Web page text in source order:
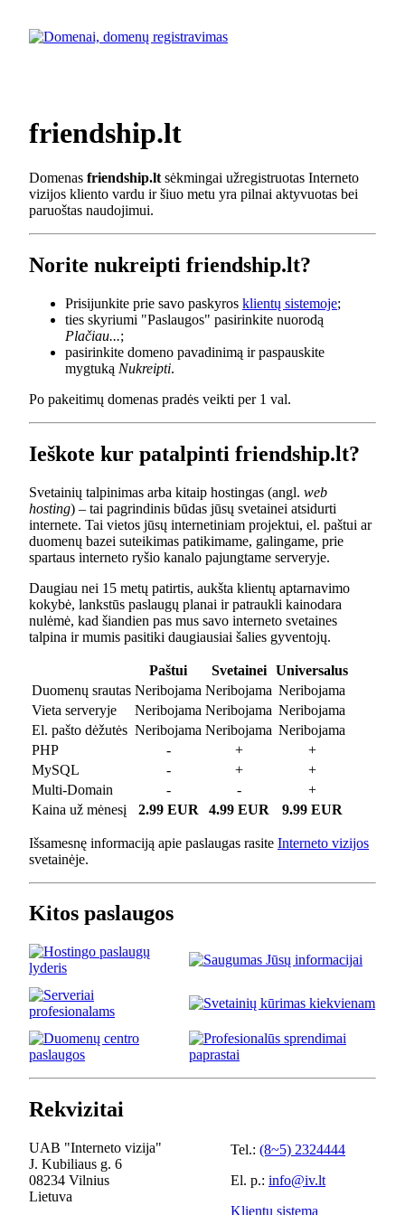
friendship.lt
Domenas friendship.lt sėkmingai užregistruotas Interneto
vizijos kliento vardu ir šiuo metu yra pilnai aktyvuotas bei
paruoštas naudojimui.
Norite nukreipti friendship.lt?
Prisijunkite prie savo paskyros klientų sistemoje;
ties skyriumi "Paslaugos" pasirinkite nuorodą
Plačiau...;
pasirinkite domeno pavadinimą ir paspauskite
mygtuką Nukreipti.
Po pakeitimų domenas pradės veikti per 1 val.
Ieškote kur patalpinti friendship.lt?
Svetainių talpinimas arba kitaip hostingas (angl. web
hosting) – tai pagrindinis būdas jūsų svetainei atsidurti
internete. Tai vietos jūsų internetiniam projektui, el. paštui ar
duomenų bazei suteikimas patikimame, galingame, prie
spartaus interneto ryšio kanalo pajungtame serveryje.
Daugiau nei 15 metų patirtis, aukšta klientų aptarnavimo
kokybė, lankstūs paslaugų planai ir patraukli kainodara
nulėmė, kad šiandien pas mus savo interneto svetaines
talpina ir mumis pasitiki daugiausiai šalies gyventojų.
Paštui Svetainei
Universalus
Duomenų srautas Neribojama Neribojama Neribojama
Vieta serveryje
Neribojama Neribojama Neribojama
El. pašto dėžutės Neribojama Neribojama Neribojama
PHP
- +
+
MySQL
- +
+
Multi-Domain
- -
+
Kaina už mėnesį
2.99 EUR 4.99 EUR 9.99 EUR
Išsamesnę informaciją apie paslaugas rasite Interneto vizijos
svetainėje.
Kitos paslaugos
Rekvizitai
UAB "Interneto vizija"
J. Kubiliaus g. 6
08234 Vilnius
Lietuva
Tel.: (8~5) 2324444
El. p.: info@iv.lt
Klientų sistema